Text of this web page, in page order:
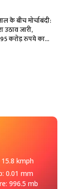
के बीच मोर्चाबंदी:
उठाव जारी,
करोड़ रुपये का...
kmph
0.01 mm
996.5 mb